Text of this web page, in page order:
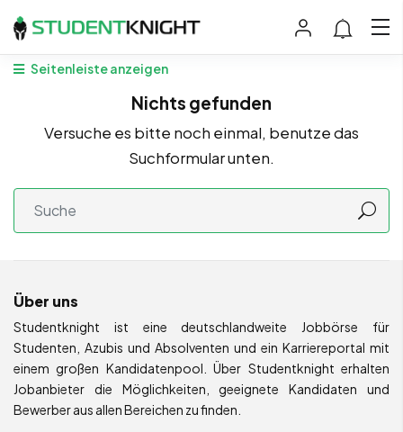
Seitenleiste anzeigen
Nichts gefunden
Versuche es bitte noch einmal, benutze das
Suchformular unten.
Über uns
Studentknight ist eine deutschlandweite Jobbörse für
Studenten, Azubis und Absolventen und ein Karriereportal mit
einem großen Kandidatenpool. Über Studentknight erhalten
Jobanbieter die Möglichkeiten, geeignete Kandidaten und
Bewerber aus allen Bereichen zu finden.